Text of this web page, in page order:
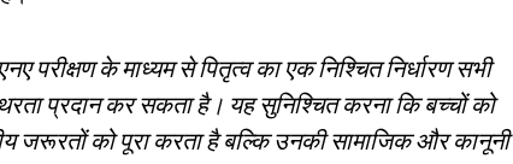
परीक्षण के माध्यम से पितृत्व का एक निश्चित निर्धारण सभी
प्रदान कर सकता है। यह सुनिश्चित करना कि बच्चों को
जरूरतों को पूरा करता है बल्कि उनकी सामाजिक और कानूनी